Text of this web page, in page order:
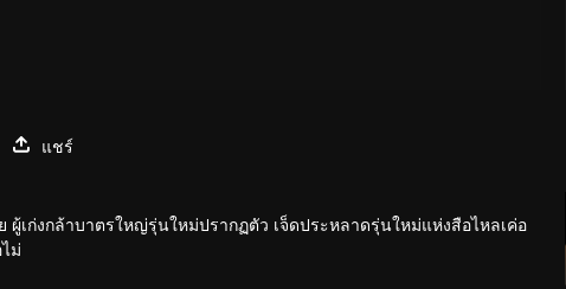
แชร์
เก่งกล้าบาตรใหญ่รุ่นใหม่ปรากฏตัว เจ็ดประหลาดรุ่นใหม่แห่งสือไหลเค่อ
ม่
วงดาราได้ สร้างระบบอุปกรณ์ภูตใหม่ที่ทำให้สำนักถังร่วงโรย สิ่ง